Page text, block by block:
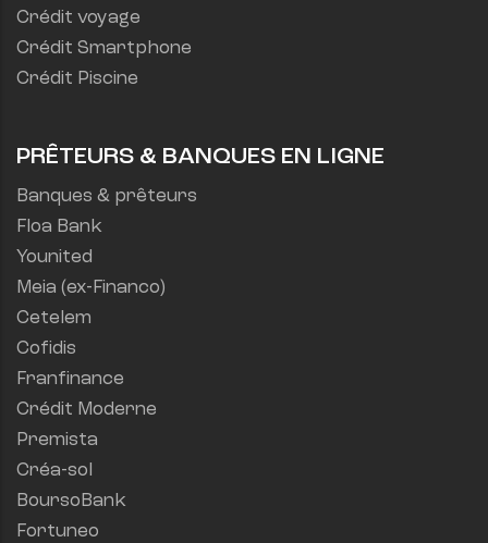
Crédit voyage
Crédit Smartphone
Crédit Piscine
PRÊTEURS & BANQUES EN LIGNE
Banques & prêteurs
Floa Bank
Younited
Meia (ex-Financo)
Cetelem
Cofidis
Franfinance
Crédit Moderne
Premista
Créa-sol
BoursoBank
Fortuneo